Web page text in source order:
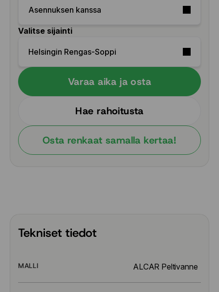
Asennuksen kanssa
Valitse sijainti
Helsingin Rengas-Soppi
Varaa aika ja osta
Hae rahoitusta
Osta renkaat samalla kertaa!
Tekniset tiedot
MALLI ALCAR Peltivanne